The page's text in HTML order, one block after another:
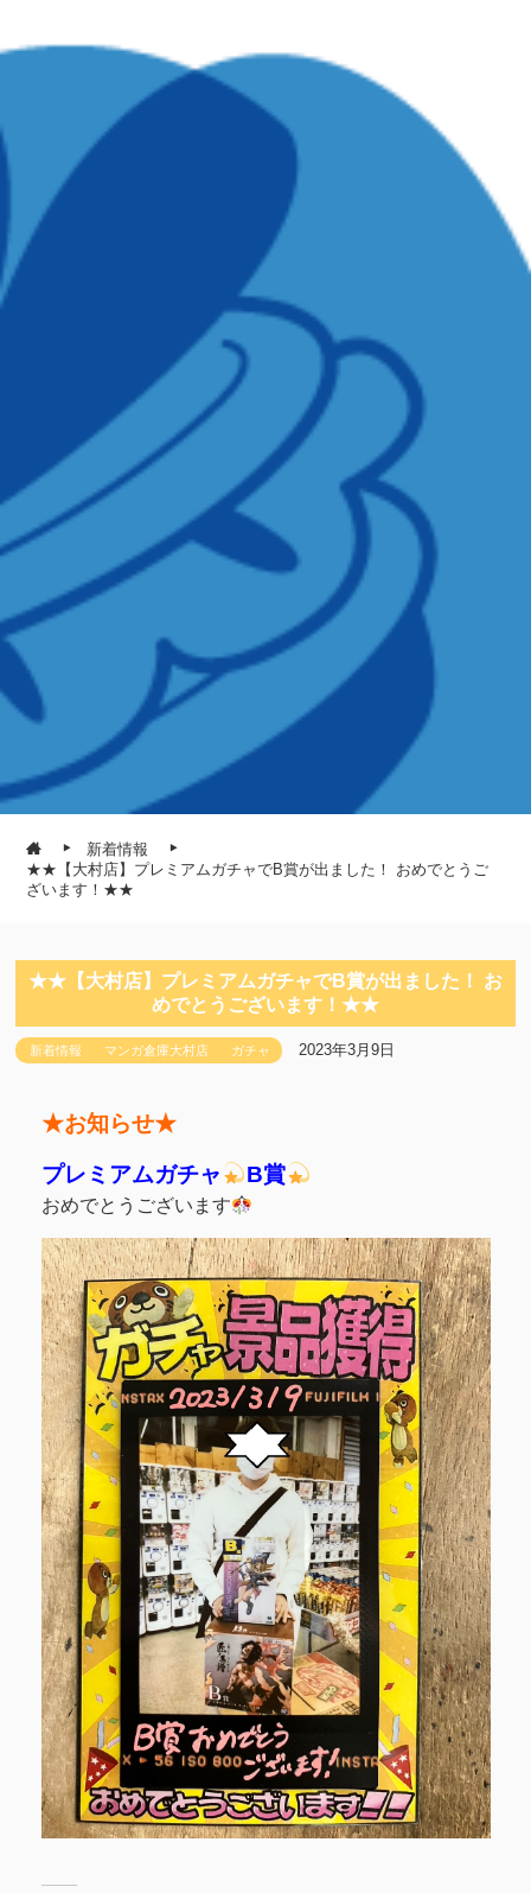
新着情報
★★【大村店】プレミアムガチャでB賞が出ました！ おめでとうご
ざいます！★★
★★【大村店】プレミアムガチャでB賞が出ました！ お
めでとうございます！★★
新着情報 マンガ倉庫大村店 ガチャ 2023年3月9日
★お知らせ★
プレミアムガチャ B賞
おめでとうございます